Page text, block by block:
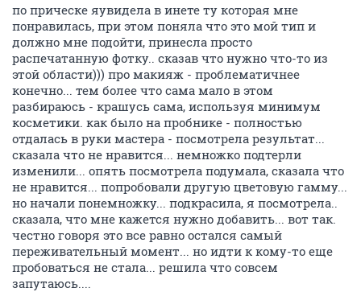
по прическе яувидела в инете ту которая мне
понравилась, при этом поняла что это мой тип и
должно мне подойти, принесла просто
распечатанную фотку.. сказав что нужно что-то из
этой области))) про макияж - проблематичнее
конечно... тем более что сама мало в этом
разбираюсь - крашусь сама, используя минимум
косметики. как было на пробнике - полностью
отдалась в руки мастера - посмотрела результат...
сказала что не нравится... немножко подтерли
изменили... опять посмотрела подумала, сказала что
не нравится... попробовали другую цветовую гамму...
но начали понемножку... подкрасила, я посмотрела..
сказала, что мне кажется нужно добавить... вот так.
честно говоря это все равно остался самый
переживательный момент... но идти к кому-то еще
пробоваться не стала... решила что совсем
запутаюсь....